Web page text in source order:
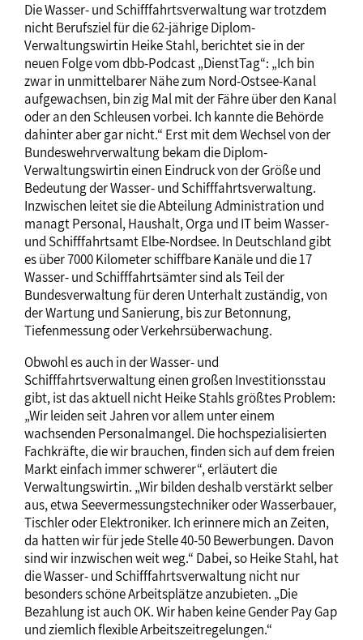
Die Wasser- und Schifffahrtsverwaltung war trotzdem
nicht Berufsziel für die 62-jährige Diplom-
Verwaltungswirtin Heike Stahl, berichtet sie in der
neuen Folge vom dbb-Podcast „DienstTag“: „Ich bin
zwar in unmittelbarer Nähe zum Nord-Ostsee-Kanal
aufgewachsen, bin zig Mal mit der Fähre über den Kanal
oder an den Schleusen vorbei. Ich kannte die Behörde
dahinter aber gar nicht.“ Erst mit dem Wechsel von der
Bundeswehrverwaltung bekam die Diplom-
Verwaltungswirtin einen Eindruck von der Größe und
Bedeutung der Wasser- und Schifffahrtsverwaltung.
Inzwischen leitet sie die Abteilung Administration und
managt Personal, Haushalt, Orga und IT beim Wasser-
und Schifffahrtsamt Elbe-Nordsee. In Deutschland gibt
es über 7000 Kilometer schiffbare Kanäle und die 17
Wasser- und Schifffahrtsämter sind als Teil der
Bundesverwaltung für deren Unterhalt zuständig, von
der Wartung und Sanierung, bis zur Betonnung,
Tiefenmessung oder Verkehrsüberwachung.
Obwohl es auch in der Wasser- und
Schifffahrtsverwaltung einen großen Investitionsstau
gibt, ist das aktuell nicht Heike Stahls größtes Problem:
„Wir leiden seit Jahren vor allem unter einem
wachsenden Personalmangel. Die hochspezialisierten
Fachkräfte, die wir brauchen, finden sich auf dem freien
Markt einfach immer schwerer“, erläutert die
Verwaltungswirtin. „Wir bilden deshalb verstärkt selber
aus, etwa Seevermessungstechniker oder Wasserbauer,
Tischler oder Elektroniker. Ich erinnere mich an Zeiten,
da hatten wir für jede Stelle 40-50 Bewerbungen. Davon
sind wir inzwischen weit weg.“ Dabei, so Heike Stahl, hat
die Wasser- und Schifffahrtsverwaltung nicht nur
besonders schöne Arbeitsplätze anzubieten. „Die
Bezahlung ist auch OK. Wir haben keine Gender Pay Gap
und ziemlich flexible Arbeitszeitregelungen.“